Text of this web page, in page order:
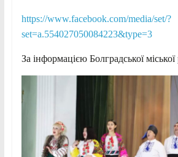
https://www.facebook.com/media/set/?
set=a.554027050084223&type=3
За інформацією Болградської міської